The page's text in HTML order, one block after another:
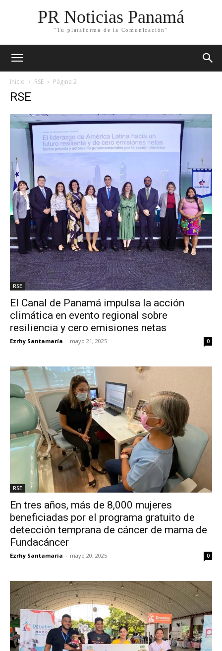
PR Noticias Panamá
"Tu plataforma de la Comunicación"
Inicio RSE Página 2
RSE
RSE
El Canal de Panamá impulsa la acción
climática en evento regional sobre
resiliencia y cero emisiones netas
Ezrhy Santamaría - mayo 21, 2025 0
RSE
En tres años, más de 8,000 mujeres
beneficiadas por el programa gratuito de
detección temprana de cáncer de mama de
Fundacáncer
Ezrhy Santamaría - mayo 20, 2025 0